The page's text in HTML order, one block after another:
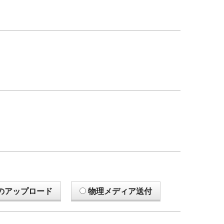
アップロード 物理メディア送付